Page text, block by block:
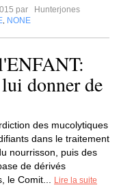
par
Hunterjones
NONE
donner de
des mucolytiques
dans le traitement
nourrisson, puis des
de dérivés
le Comit...
Lire la suite